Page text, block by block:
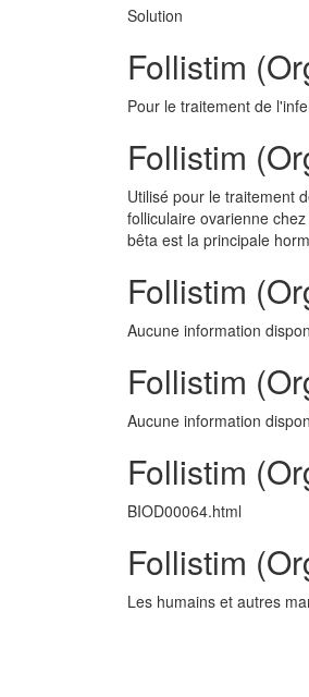
Solution
Follistim
Pour le traitement de
Follistim
Utilisé pour le traitement
folliculaire ovarienne
bêta est la principale
Follistim
Aucune information
Follistim
Aucune information
Follistim
BIOD00064.html
Follistim
Les humains et autres